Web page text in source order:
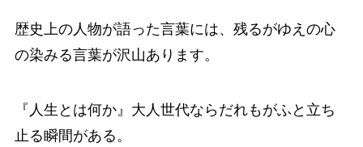
歴史上の人物が語った言葉には、残るがゆえの心
の染みる言葉が沢山あります。
『人生とは何か』大人世代ならだれもがふと立ち
止る瞬間がある。